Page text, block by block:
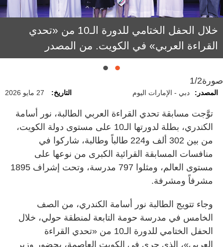
خلال الحفل الختامي للدورة الـ10 من «تحدي
القراءة العربي» في الكويت. من المصدر
صورة1/2
المصدر: دبي - الإمارات اليوم التاريخ: 27 مايو 2026
توَّجت مسابقة تحدي القراءة العربي الطالبة، نور أسامة
الكندري، بطلة لدورتها الـ10 على مستوى دولة الكويت،
من بين 302 ألف و224 طالباً وطالبة، شاركوا في
منافسات المسابقة القرائية الكبرى من نوعها على
مستوى العالم، ومثلوا 797 مدرسة، وتحت إشراف 1895
مشرفاً ومشرفة.
وجاء تتويج الطالبة نور أسامة الكندري، من الصف
الخامس في مدرسة حومة التابعة لمنطقة حولي، خلال
الحفل الختامي للدورة الـ10 من «تحدي القراءة
العربي»، الذي جرى في الكويت العاصمة، بحضور وزير